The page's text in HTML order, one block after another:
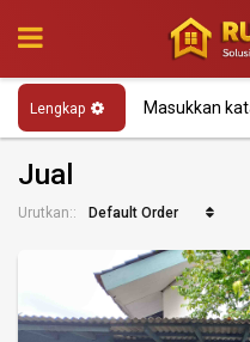
Lengkap
Jual
Urutkan:: Default Order